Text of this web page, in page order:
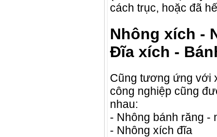
cách trục, hoặc đã
Nhông xích -
Đĩa xích -
Cũng tương ứng với
công nghiệp cũng
nhau:
- Nhông bánh răng -
- Nhông xích đĩa